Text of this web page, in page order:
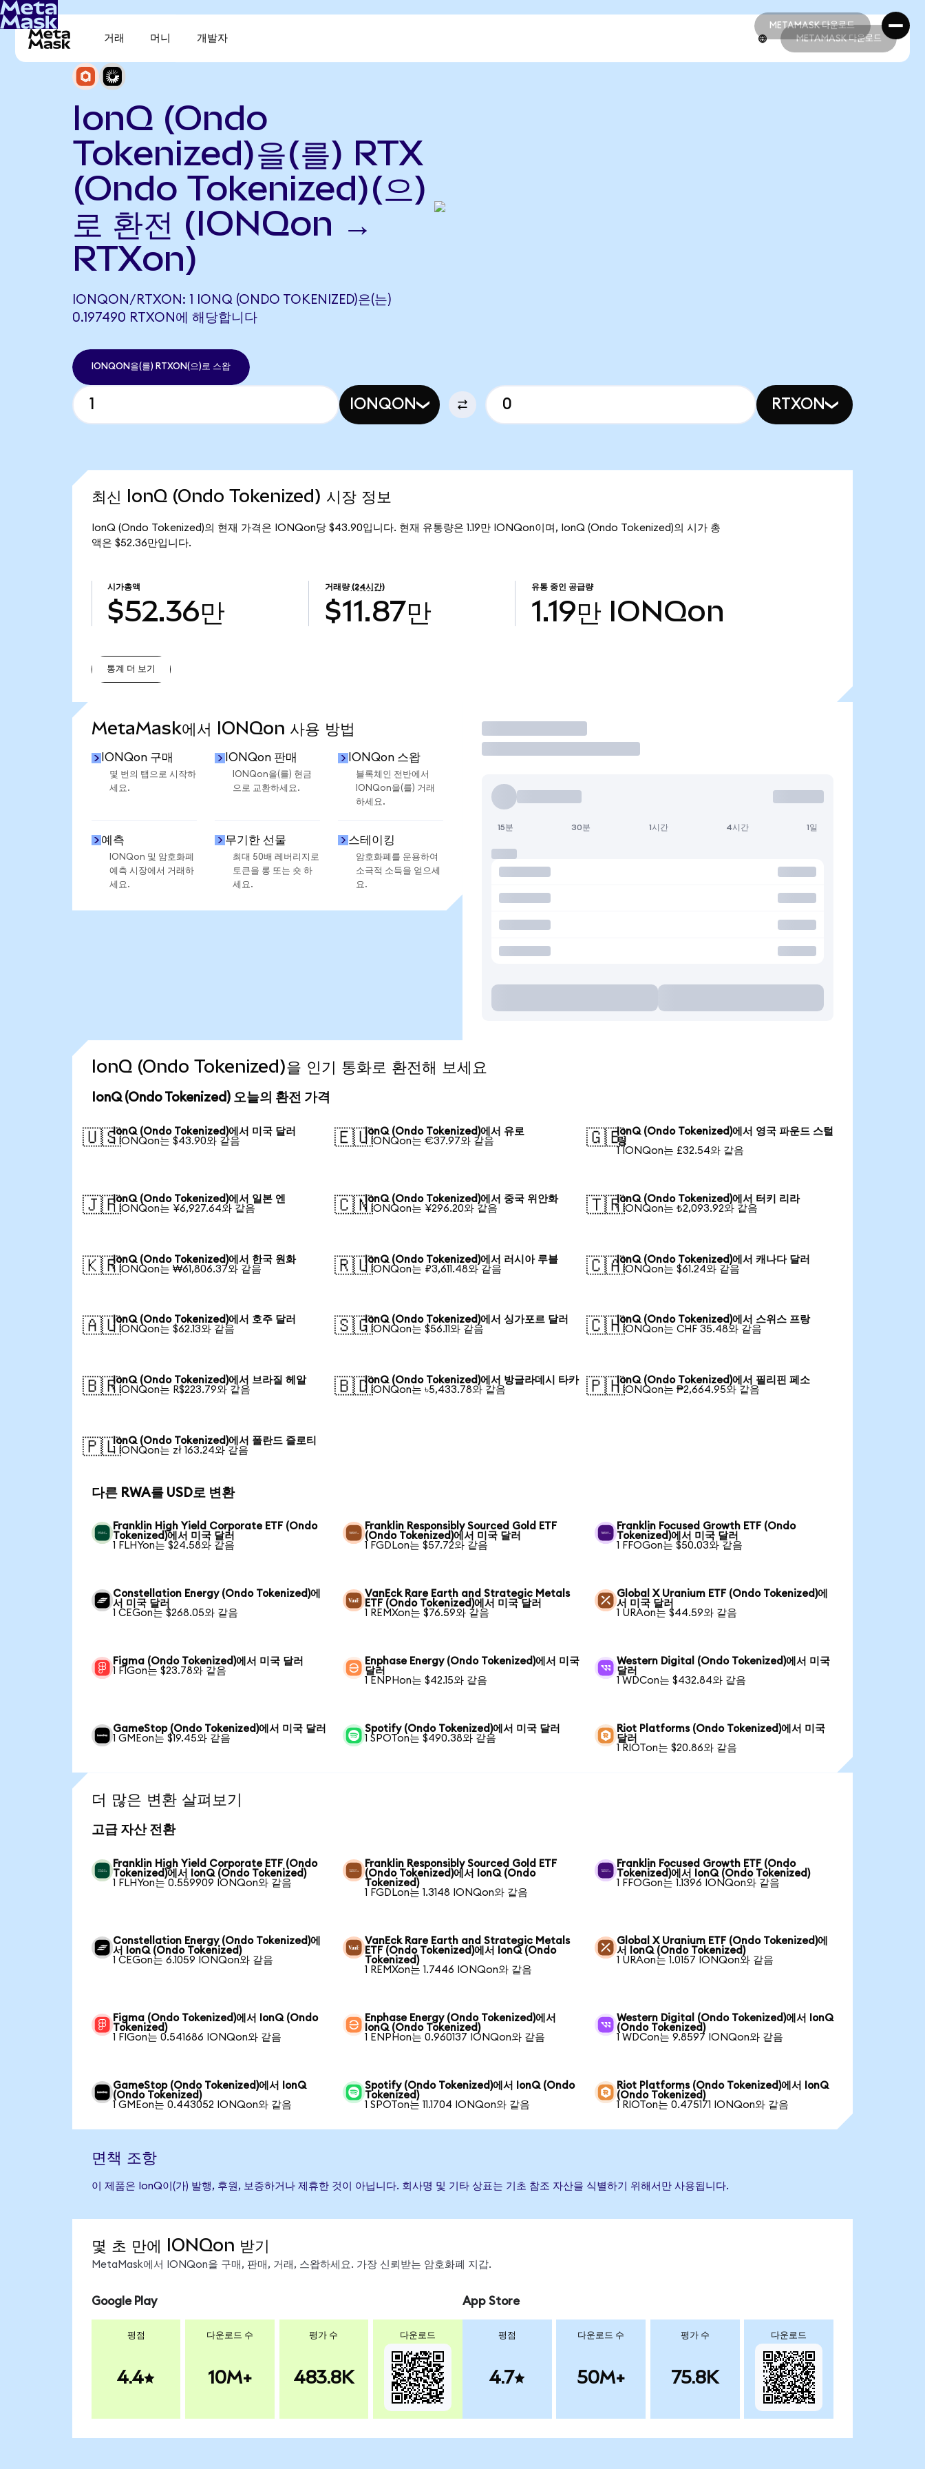
METAMASK 다운로드
METAMASK 다운로드
거래 머니 개발자 METAMASK 다운로드
IonQ (Ondo
Tokenized)을(를) RTX
(Ondo Tokenized)(으)
로 환전 (IONQon →
RTXon)
IONQON/RTXON: 1 IONQ (ONDO TOKENIZED)은(는)
0.197490 RTXON에 해당합니다
IONQON을(를) RTXON(으)로 스왑
IONQON RTXON
최신 IonQ (Ondo Tokenized) 시장 정보
IonQ (Ondo Tokenized)의 현재 가격은 IONQon당 $43.90입니다. 현재 유통량은 1.19만 IONQon이며, IonQ (Ondo Tokenized)의 시가 총
액은 $52.36만입니다.
시가총액
$52.36만
거래량 (24시간)
$11.87만
유통 중인 공급량
1.19만 IONQon
통계 더 보기
MetaMask에서 IONQon 사용 방법
IONQon 구매
몇 번의 탭으로 시작하
세요.
IONQon 판매
IONQon을(를) 현금
으로 교환하세요.
IONQon 스왑
블록체인 전반에서
IONQon을(를) 거래
하세요.
예측
IONQon 및 암호화폐
예측 시장에서 거래하
세요.
무기한 선물
최대 50배 레버리지로
토큰을 롱 또는 숏 하
세요.
스테이킹
암호화폐를 운용하여
소극적 소득을 얻으세
요.
거래
15분 30분 1시간 4시간 1일
IonQ (Ondo Tokenized)을 인기 통화로 환전해 보세요
IonQ (Ondo Tokenized) 오늘의 환전 가격
🇺🇸IonQ (Ondo Tokenized)에서 미국 달러
1 IONQon는 $43.90와 같음
🇪🇺IonQ (Ondo Tokenized)에서 유로
1 IONQon는 €37.97와 같음
🇬🇧IonQ (Ondo Tokenized)에서 영국 파운드 스털
링
1 IONQon는 £32.54와 같음
🇯🇵IonQ (Ondo Tokenized)에서 일본 엔
1 IONQon는 ¥6,927.64와 같음
🇨🇳IonQ (Ondo Tokenized)에서 중국 위안화
1 IONQon는 ¥296.20와 같음
🇹🇷IonQ (Ondo Tokenized)에서 터키 리라
1 IONQon는 ₺2,093.92와 같음
🇰🇷IonQ (Ondo Tokenized)에서 한국 원화
1 IONQon는 ₩61,806.37와 같음
🇷🇺IonQ (Ondo Tokenized)에서 러시아 루블
1 IONQon는 ₽3,611.48와 같음
🇨🇦IonQ (Ondo Tokenized)에서 캐나다 달러
1 IONQon는 $61.24와 같음
🇦🇺IonQ (Ondo Tokenized)에서 호주 달러
1 IONQon는 $62.13와 같음
🇸🇬IonQ (Ondo Tokenized)에서 싱가포르 달러
1 IONQon는 $56.11와 같음
🇨🇭IonQ (Ondo Tokenized)에서 스위스 프랑
1 IONQon는 CHF 35.48와 같음
🇧🇷IonQ (Ondo Tokenized)에서 브라질 헤알
1 IONQon는 R$223.79와 같음
🇧🇩IonQ (Ondo Tokenized)에서 방글라데시 타카
1 IONQon는 ৳5,433.78와 같음
🇵🇭IonQ (Ondo Tokenized)에서 필리핀 페소
1 IONQon는 ₱2,664.95와 같음
🇵🇱IonQ (Ondo Tokenized)에서 폴란드 즐로티
1 IONQon는 zł 163.24와 같음
다른 RWA를 USD로 변환
Franklin High Yield Corporate ETF (Ondo
Tokenized)에서 미국 달러
1 FLHYon는 $24.58와 같음
Franklin Responsibly Sourced Gold ETF
(Ondo Tokenized)에서 미국 달러
1 FGDLon는 $57.72와 같음
Franklin Focused Growth ETF (Ondo
Tokenized)에서 미국 달러
1 FFOGon는 $50.03와 같음
Constellation Energy (Ondo Tokenized)에
서 미국 달러
1 CEGon는 $268.05와 같음
VanEck Rare Earth and Strategic Metals
ETF (Ondo Tokenized)에서 미국 달러
1 REMXon는 $76.59와 같음
Global X Uranium ETF (Ondo Tokenized)에
서 미국 달러
1 URAon는 $44.59와 같음
Figma (Ondo Tokenized)에서 미국 달러
1 FIGon는 $23.78와 같음
Enphase Energy (Ondo Tokenized)에서 미국
달러
1 ENPHon는 $42.15와 같음
Western Digital (Ondo Tokenized)에서 미국
달러
1 WDCon는 $432.84와 같음
GameStop (Ondo Tokenized)에서 미국 달러
1 GMEon는 $19.45와 같음
Spotify (Ondo Tokenized)에서 미국 달러
1 SPOTon는 $490.38와 같음
Riot Platforms (Ondo Tokenized)에서 미국
달러
1 RIOTon는 $20.86와 같음
더 많은 변환 살펴보기
고급 자산 전환
Franklin High Yield Corporate ETF (Ondo
Tokenized)에서 IonQ (Ondo Tokenized)
1 FLHYon는 0.559909 IONQon와 같음
Franklin Responsibly Sourced Gold ETF
(Ondo Tokenized)에서 IonQ (Ondo
Tokenized)
1 FGDLon는 1.3148 IONQon와 같음
Franklin Focused Growth ETF (Ondo
Tokenized)에서 IonQ (Ondo Tokenized)
1 FFOGon는 1.1396 IONQon와 같음
Constellation Energy (Ondo Tokenized)에
서 IonQ (Ondo Tokenized)
1 CEGon는 6.1059 IONQon와 같음
VanEck Rare Earth and Strategic Metals
ETF (Ondo Tokenized)에서 IonQ (Ondo
Tokenized)
1 REMXon는 1.7446 IONQon와 같음
Global X Uranium ETF (Ondo Tokenized)에
서 IonQ (Ondo Tokenized)
1 URAon는 1.0157 IONQon와 같음
Figma (Ondo Tokenized)에서 IonQ (Ondo
Tokenized)
1 FIGon는 0.541686 IONQon와 같음
Enphase Energy (Ondo Tokenized)에서
IonQ (Ondo Tokenized)
1 ENPHon는 0.960137 IONQon와 같음
Western Digital (Ondo Tokenized)에서 IonQ
(Ondo Tokenized)
1 WDCon는 9.8597 IONQon와 같음
GameStop (Ondo Tokenized)에서 IonQ
(Ondo Tokenized)
1 GMEon는 0.443052 IONQon와 같음
Spotify (Ondo Tokenized)에서 IonQ (Ondo
Tokenized)
1 SPOTon는 11.1704 IONQon와 같음
Riot Platforms (Ondo Tokenized)에서 IonQ
(Ondo Tokenized)
1 RIOTon는 0.475171 IONQon와 같음
면책 조항
이 제품은 IonQ이(가) 발행, 후원, 보증하거나 제휴한 것이 아닙니다. 회사명 및 기타 상표는 기초 참조 자산을 식별하기 위해서만 사용됩니다.
몇 초 만에 IONQon 받기
MetaMask에서 IONQon을 구매, 판매, 거래, 스왑하세요. 가장 신뢰받는 암호화폐 지갑.
Google Play
평점
4.4
다운로드 수
10M+
평가 수
483.8K
다운로드
App Store
평점
4.7
다운로드 수
50M+
평가 수
75.8K
다운로드